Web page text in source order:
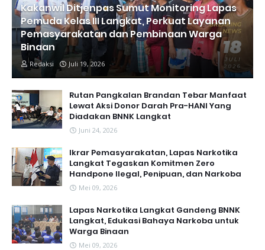
Kakanwil Ditjenpas Sumut Monitoring Lapas
Pemuda Kelas III Langkat, Perkuat Layanan
Pemasyarakatan dan Pembinaan Warga
Binaan
Redaksi Juli 19, 2026
Rutan Pangkalan Brandan Tebar Manfaat
Lewat Aksi Donor Darah Pra-HANI Yang
Diadakan BNNK Langkat
Juni 24, 2026
Ikrar Pemasyarakatan, Lapas Narkotika
Langkat Tegaskan Komitmen Zero
Handpone llegal, Penipuan, dan Narkoba
Mei 09, 2026
Lapas Narkotika Langkat Gandeng BNNK
Langkat, Edukasi Bahaya Narkoba untuk
Warga Binaan
Mei 09, 2026